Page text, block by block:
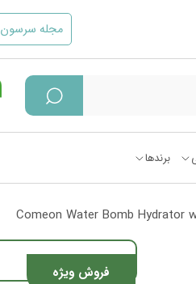
مجله سرسون
برندها
فروش ویژه